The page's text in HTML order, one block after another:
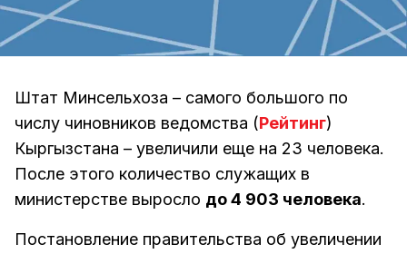
Штат Минсельхоза – самого большого по
числу чиновников ведомства (Рейтинг)
Кыргызстана – увеличили еще на 23 человека.
После этого количество служащих в
министерстве выросло до 4 903 человека.
Постановление правительства об увеличении